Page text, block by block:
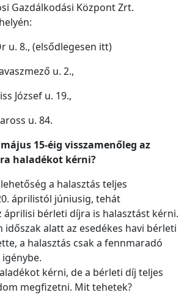
Gazdálkodási Központ Zrt.
u. 8., (elsődlegesen itt)
u. 2.,
József u. 19.,
u. 84.
15-éig visszamenőleg az
haladékot kérni?
a halasztás teljes
áprilistól júniusig, tehát
áprilisi bérleti díjra is halasztást kérni.
időszak alatt az esedékes havi bérleti
a halasztás csak a fennmaradó
kérni, de a bérleti díj teljes
megfizetni. Mit tehetek?